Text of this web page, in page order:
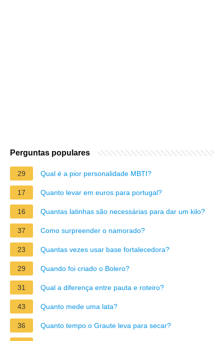
Perguntas populares
29 Qual é a pior personalidade MBTI?
17 Quanto levar em euros para portugal?
16 Quantas latinhas são necessárias para dar um kilo?
37 Como surpreender o namorado?
23 Quantas vezes usar base fortalecedora?
29 Quando foi criado o Bolero?
31 Qual a diferença entre pauta e roteiro?
43 Quanto mede uma lata?
36 Quanto tempo o Graute leva para secar?